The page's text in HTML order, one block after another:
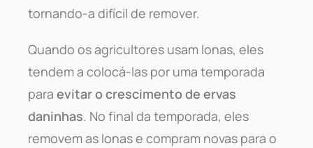
tornando-a difícil de remover.
Quando os agricultores usam lonas, eles
tendem a colocá-las por uma temporada
para evitar o crescimento de ervas
daninhas. No final da temporada, eles
removem as lonas e compram novas para o